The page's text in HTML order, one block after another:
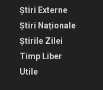
Știri Externe
Știri Naționale
Știrile Zilei
Timp Liber
Utile